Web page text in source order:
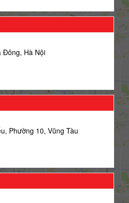
Đông, Hà Nội
Phường 10, Vũng Tàu